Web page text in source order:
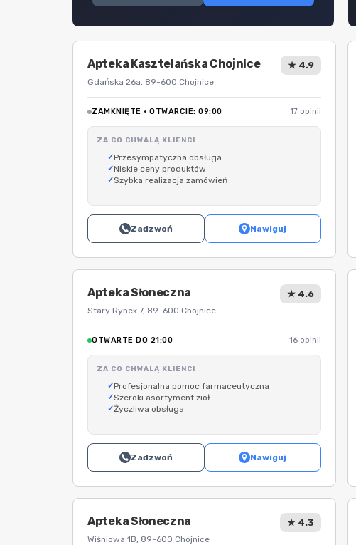
Apteka Kasztelańska Chojnice
Gdańska 26a, 89-600 Chojnice
★ 4.9
ZAMKNIĘTE · OTWARCIE: 09:00 17 opinii
ZA CO CHWALĄ KLIENCI
Przesympatyczna obsługa
Niskie ceny produktów
Szybka realizacja zamówień
Zadzwoń Nawiguj
Apteka Słoneczna
Stary Rynek 7, 89-600 Chojnice
★ 4.6
OTWARTE DO 21:00 16 opinii
ZA CO CHWALĄ KLIENCI
Profesjonalna pomoc farmaceutyczna
Szeroki asortyment ziół
Życzliwa obsługa
Zadzwoń Nawiguj
Apteka Słoneczna
Wiśniowa 1B, 89-600 Chojnice
★ 4.3